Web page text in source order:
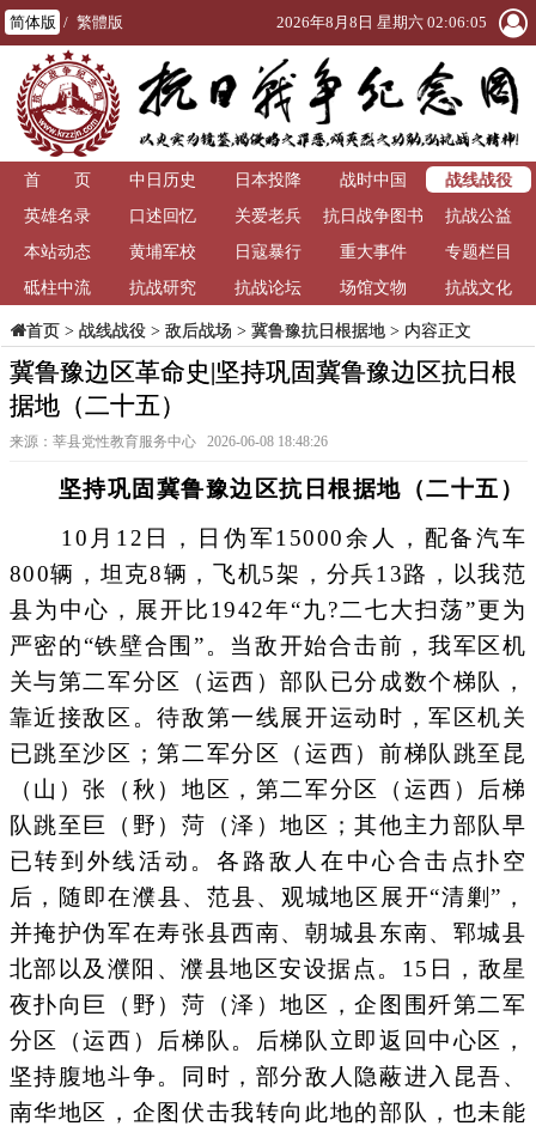
简体版 / 繁體版 2026年8月8日 星期六 02:06:05
首 页 中日历史 日本投降 战时中国
战线战役
英雄名录
口述回忆 关爱老兵
抗日战争图书
馆
抗战公益
本站动态
黄埔军校 日寇暴行 重大事件
专题栏目
砥柱中流
抗战研究 抗战论坛 场馆文物 抗战文化
首页> 战线战役> 敌后战场 > 冀鲁豫抗日根据地> 内容正文
冀鲁豫边区革命史|坚持巩固冀鲁豫边区抗日根
据地（二十五）
来源：莘县党性教育服务中心 2026-06-08 18:48:26
坚持巩固冀鲁豫边区抗日根据地（二十五）
10月12日，日伪军15000余人，配备汽车
800辆，坦克8辆，飞机5架，分兵13路，以我范
县为中心，展开比1942年“九?二七大扫荡”更为
严密的“铁壁合围”。当敌开始合击前，我军区机
关与第二军分区（运西）部队已分成数个梯队，
靠近接敌区。待敌第一线展开运动时，军区机关
已跳至沙区；第二军分区（运西）前梯队跳至昆
（山）张（秋）地区，第二军分区（运西）后梯
队跳至巨（野）菏（泽）地区；其他主力部队早
已转到外线活动。各路敌人在中心合击点扑空
后，随即在濮县、范县、观城地区展开“清剿”，
并掩护伪军在寿张县西南、朝城县东南、郓城县
北部以及濮阳、濮县地区安设据点。15日，敌星
夜扑向巨（野）菏（泽）地区，企图围歼第二军
分区（运西）后梯队。后梯队立即返回中心区，
坚持腹地斗争。同时，部分敌人隐蔽进入昆吾、
南华地区，企图伏击我转向此地的部队，也未能